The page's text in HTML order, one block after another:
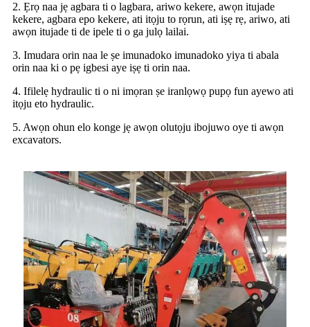
2. Ẹrọ naa jẹ agbara ti o lagbara, ariwo kekere, awọn itujade
kekere, agbara epo kekere, ati itọju to rọrun, ati iṣẹ rẹ, ariwo, ati
awọn itujade ti de ipele ti o ga julọ lailai.
3. Imudara orin naa le ṣe imunadoko imunadoko yiya ti abala
orin naa ki o pẹ igbesi aye iṣẹ ti orin naa.
4. Ifilelẹ hydraulic ti o ni imọran ṣe iranlọwọ pupọ fun ayewo ati
itọju eto hydraulic.
5. Awọn ohun elo konge jẹ awọn olutọju ibojuwo oye ti awọn
excavators.